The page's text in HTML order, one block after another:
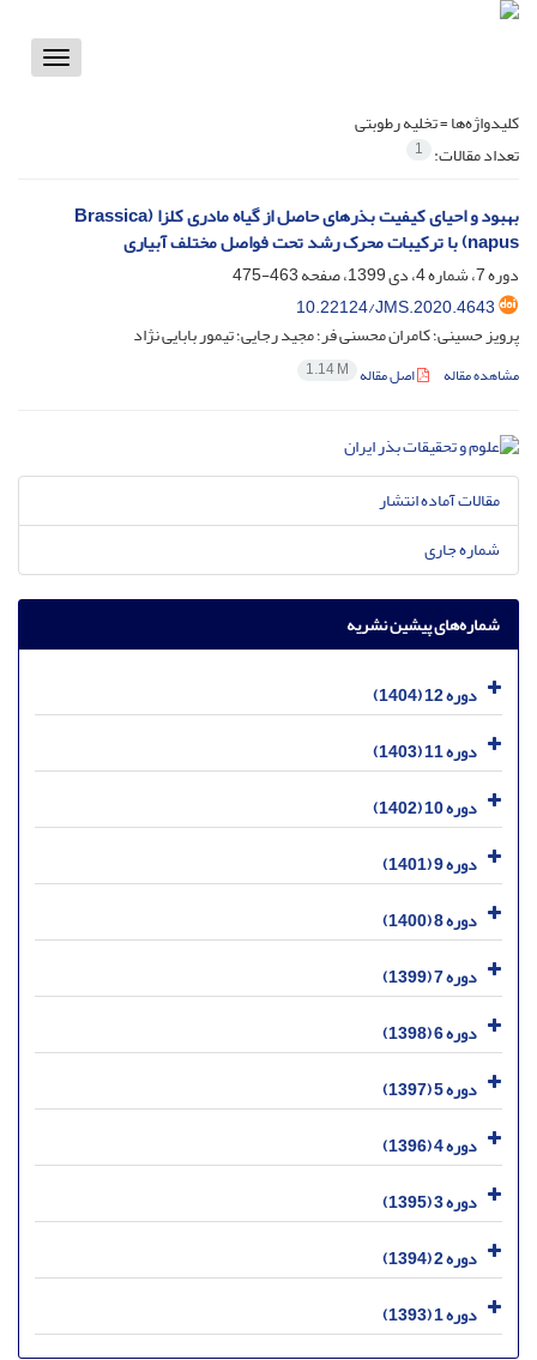
Toggle
کلیدواژه‌ها =تخلیه رطوبتی
تعداد مقالات: 1
بهبود و احیای کیفیت بذرهای حاصل از گیاه مادری کلزا (Brassica
napus) با ترکیبات محرک رشد تحت فواصل‏ مختلف آبیاری
دوره 7، شماره 4، دی 1399، صفحه
463-475
10.22124/JMS.2020.4643
پرویز حسینی؛ کامران محسنی ‏فر؛ مجید رجایی؛ تیمور بابایی نژاد
مشاهده مقاله اصل مقاله 1.14 M
مقالات آماده انتشار
شماره جاری
شماره‌های پیشین نشریه
دوره 12 (1404)
دوره 11 (1403)
دوره 10 (1402)
دوره 9 (1401)
دوره 8 (1400)
دوره 7 (1399)
دوره 6 (1398)
دوره 5 (1397)
دوره 4 (1396)
دوره 3 (1395)
دوره 2 (1394)
دوره 1 (1393)